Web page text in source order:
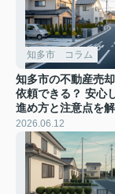
知多市 コラム
知多市の不動産売
依頼できる？ 安心
進め方と注意点を
2026.06.12